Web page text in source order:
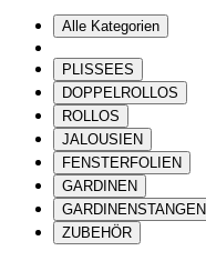
Alle Kategorien
PLISSEES
DOPPELROLLOS
ROLLOS
JALOUSIEN
FENSTERFOLIEN
GARDINEN
GARDINENSTANGEN
ZUBEHÖR